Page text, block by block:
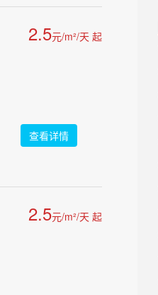
2.5元/m²/天 起
查看详情
2.5元/m²/天 起